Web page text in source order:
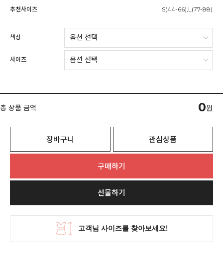
추천사이즈
S(44-66),L(77-88)
색상
사이즈
총 상품 금액 0원
장바구니 관심상품
구매하기
선물하기